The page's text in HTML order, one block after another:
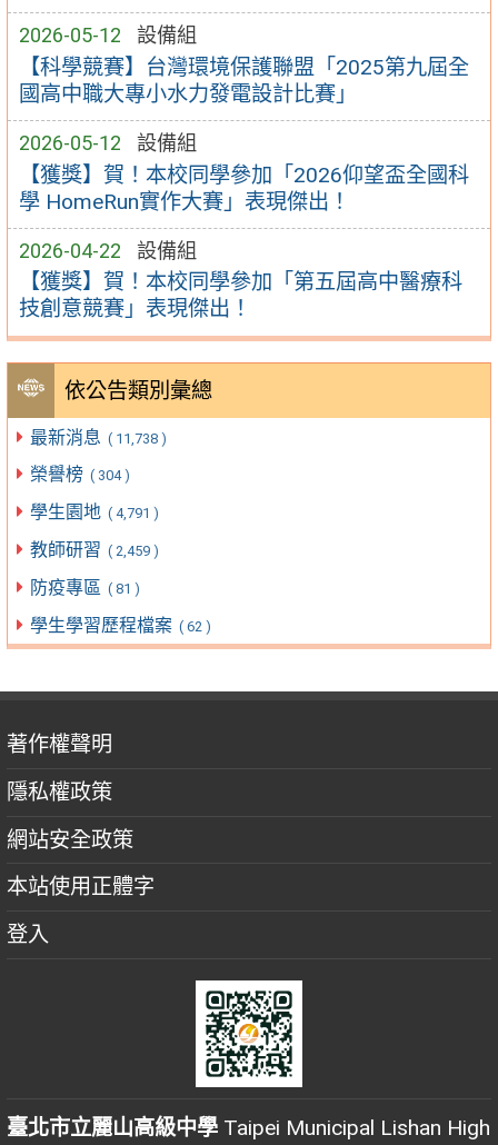
2026-05-12 設備組
【科學競賽】台灣環境保護聯盟「2025第九屆全
國高中職大專小水力發電設計比賽」
2026-05-12 設備組
【獲獎】賀！本校同學參加「2026仰望盃全國科
學 HomeRun實作大賽」表現傑出！
2026-04-22 設備組
【獲獎】賀！本校同學參加「第五屆高中醫療科
技創意競賽」表現傑出！
依公告類別彙總
最新消息 ( 11,738 )
榮譽榜 ( 304 )
學生園地 ( 4,791 )
教師研習 ( 2,459 )
防疫專區 ( 81 )
學生學習歷程檔案 ( 62 )
著作權聲明
隱私權政策
網站安全政策
本站使用正體字
登入
臺北市立麗山高級中學 Taipei Municipal Lishan High